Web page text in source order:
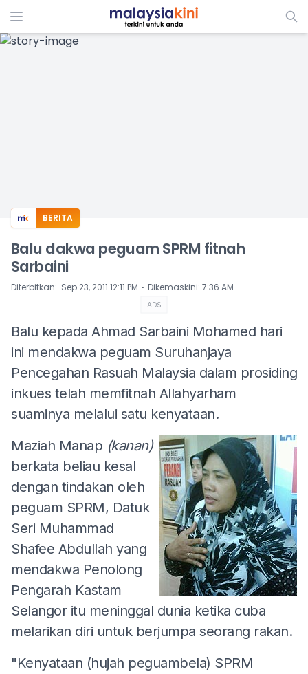
ADS
BERITA
Balu dakwa peguam SPRM fitnah
Sarbaini
Diterbitkan: Sep 23, 2011 12:11 PM ⋅ Dikemaskini: 7:36 AM
ADS
Balu kepada Ahmad Sarbaini Mohamed hari
ini mendakwa peguam Suruhanjaya
Pencegahan Rasuah Malaysia dalam prosiding
inkues telah memfitnah Allahyarham
suaminya melalui satu kenyataan.
Maziah Manap (kanan)
berkata beliau kesal
dengan tindakan oleh
peguam SPRM, Datuk
Seri Muhammad
Shafee Abdullah yang
mendakwa Penolong
Pengarah Kastam
Selangor itu meninggal dunia ketika cuba
melarikan diri untuk berjumpa seorang rakan.
"Kenyataan (hujah peguambela) SPRM